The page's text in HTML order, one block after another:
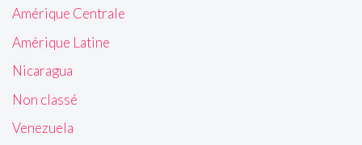
Amérique Centrale
Amérique Latine
Nicaragua
Non classé
Venezuela